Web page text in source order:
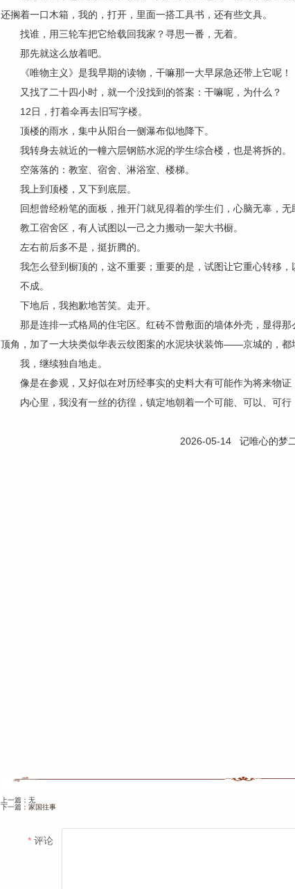
还搁着一口木箱，我的，打开，里面一搭工具书，还有些文具。
找谁，用三轮车把它给载回我家？寻思一番，无着。
那先就这么放着吧。
《唯物主义》是我早期的读物，干嘛那一大早尿急还带上它呢！
又找了二十四小时，就一个没找到的答案：干嘛呢，为什么？
12日，打着伞再去旧写字楼。
顶楼的雨水，集中从阳台一侧瀑布似地降下。
我转身去就近的一幢六层钢筋水泥的学生综合楼，也是将拆的。
空落落的：教室、宿舍、淋浴室、楼梯。
我上到顶楼，又下到底层。
回想曾经粉笔的面板，推开门就见得着的学生们，心脑无辜，无
教工宿舍区，有人试图以一己之力搬动一架大书橱。
左右前后多不是，挺折腾的。
我怎么登到橱顶的，这不重要；重要的是，试图让它重心转移，
不成。
下地后，我抱歉地苦笑。走开。
那是连排一式格局的住宅区。红砖不曾敷面的墙体外壳，显得
顶角，加了一大块类似华表云纹图案的水泥块状装饰——京城的，都
我，继续独自地走。
像是在参观，又好似在对历经事实的史料大有可能作为将来物证
内心里，我没有一丝的彷徨，镇定地朝着一个可能、可以、可行
2026-05-14 记唯心的梦
上一篇：无
下一篇： 家国往事